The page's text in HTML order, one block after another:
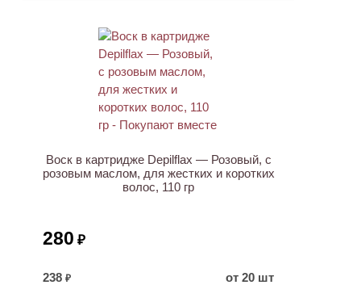
Воск в картридже Depilflax — Розовый, с
розовым маслом, для жестких и коротких
волос, 110 гр
280 ₽
238 ₽
от 20 шт